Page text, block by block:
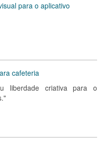
para o aplicativo
cafeteria
liberdade criativa para o